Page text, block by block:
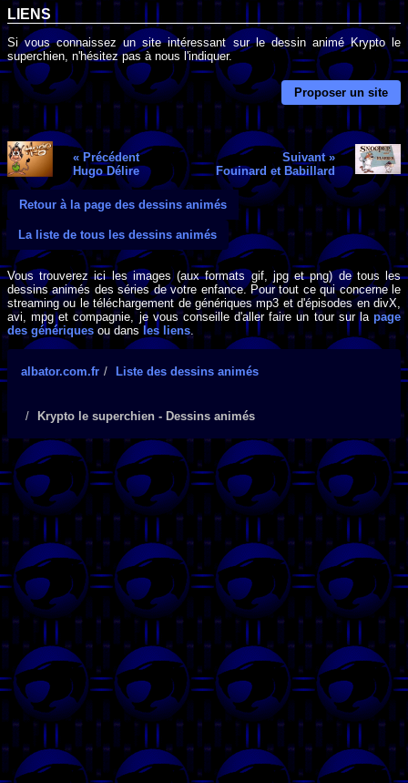
LIENS
Si vous connaissez un site intéressant sur le dessin animé Krypto le
superchien, n'hésitez pas à nous l'indiquer.
Proposer un site
« Précédent
Hugo Délire
Suivant »
Fouinard et Babillard
Retour à la page des dessins animés
La liste de tous les dessins animés
Vous trouverez ici les images (aux formats gif, jpg et png) de tous les
dessins animés des séries de votre enfance. Pour tout ce qui concerne le
streaming ou le téléchargement de génériques mp3 et d'épisodes en divX,
avi, mpg et compagnie, je vous conseille d'aller faire un tour sur la page
des génériques ou dans les liens.
albator.com.fr Liste des dessins animés
Krypto le superchien - Dessins animés